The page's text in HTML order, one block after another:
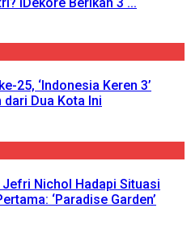
25, ‘Indonesia Keren 3’
Dua Kota Ini
Nichol Hadapi Situasi
‘Paradise Garden’